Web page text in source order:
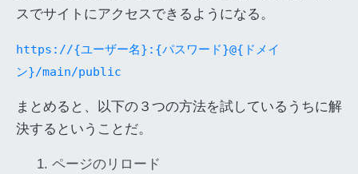
スでサイトにアクセスできるようになる。
https://{ユーザー名}:{パスワード}@{ドメイ
ン}/main/public
まとめると、以下の３つの方法を試しているうちに解
決するということだ。
ページのリロード